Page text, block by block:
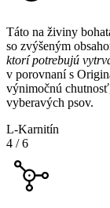
Táto na živiny
so zvýšeným
ktorí potrebujú
v porovnaní s
výnimočnú
vyberavých psov.
L-Karnitín
4 /6